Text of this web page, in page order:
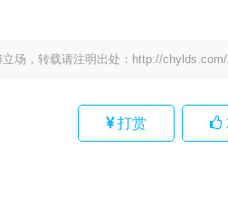
场，转载请注明出处： http://
打赏